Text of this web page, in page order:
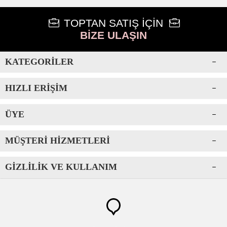
TOPTAN SATIŞ İÇİN
BİZE ULAŞIN
KATEGORILER
HIZLI ERIŞIM
ÜYE
MÜŞTERI HIZMETLERI
GIZLILIK VE KULLANIM